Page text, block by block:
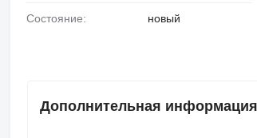
Состояние: новый
Дополнительная